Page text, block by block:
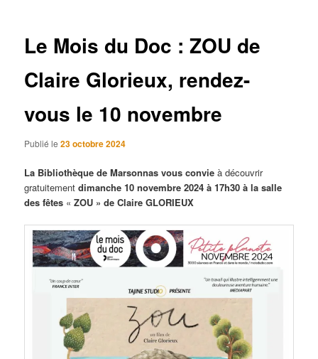
Le Mois du Doc : ZOU de
Claire Glorieux, rendez-
vous le 10 novembre
Publié le23 octobre 2024
La Bibliothèque de Marsonnas vous convieà découvrir
gratuitementdimanche 10 novembre 2024 à 17h30 à la salle
des fêtes «ZOU » de Claire GLORIEUX